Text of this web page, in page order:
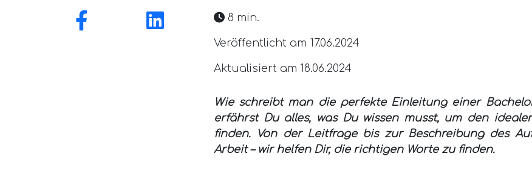
8 min.
Veröffentlicht am 17.06.2024
Aktualisiert am 18.06.2024
Wie schreibt man die perfekte Einleitung einer
erfährst Du alles, was Du wissen musst, um den
finden. Von der Leitfrage bis zur Beschreibung des
Arbeit – wir helfen Dir, die richtigen Worte zu finden.